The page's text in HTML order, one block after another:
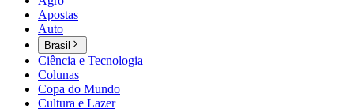
Apostas
Auto
Brasil
Ciência e Tecnologia
Colunas
Copa do Mundo
Cultura e Lazer